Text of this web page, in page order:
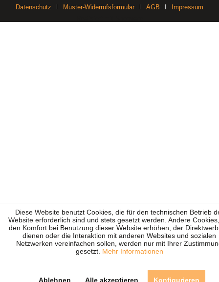
Datenschutz Muster-Widerrufsformular AGB
Impressum
Diese Website benutzt Cookies, die für den technischen Betrieb
Website erforderlich sind und stets gesetzt werden. Andere
den Komfort bei Benutzung dieser Website erhöhen, der
dienen oder die Interaktion mit anderen Websites und sozialen
Netzwerken vereinfachen sollen, werden nur mit Ihrer
gesetzt. Mehr Informationen
Ablehnen Alle akzeptieren Konfigurieren